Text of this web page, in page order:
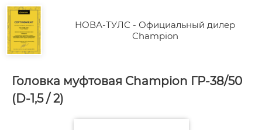
НОВА-ТУЛС - Официальный дилер
Champion
Головка муфтовая Champion ГР-38/50
(D-1,5 / 2)